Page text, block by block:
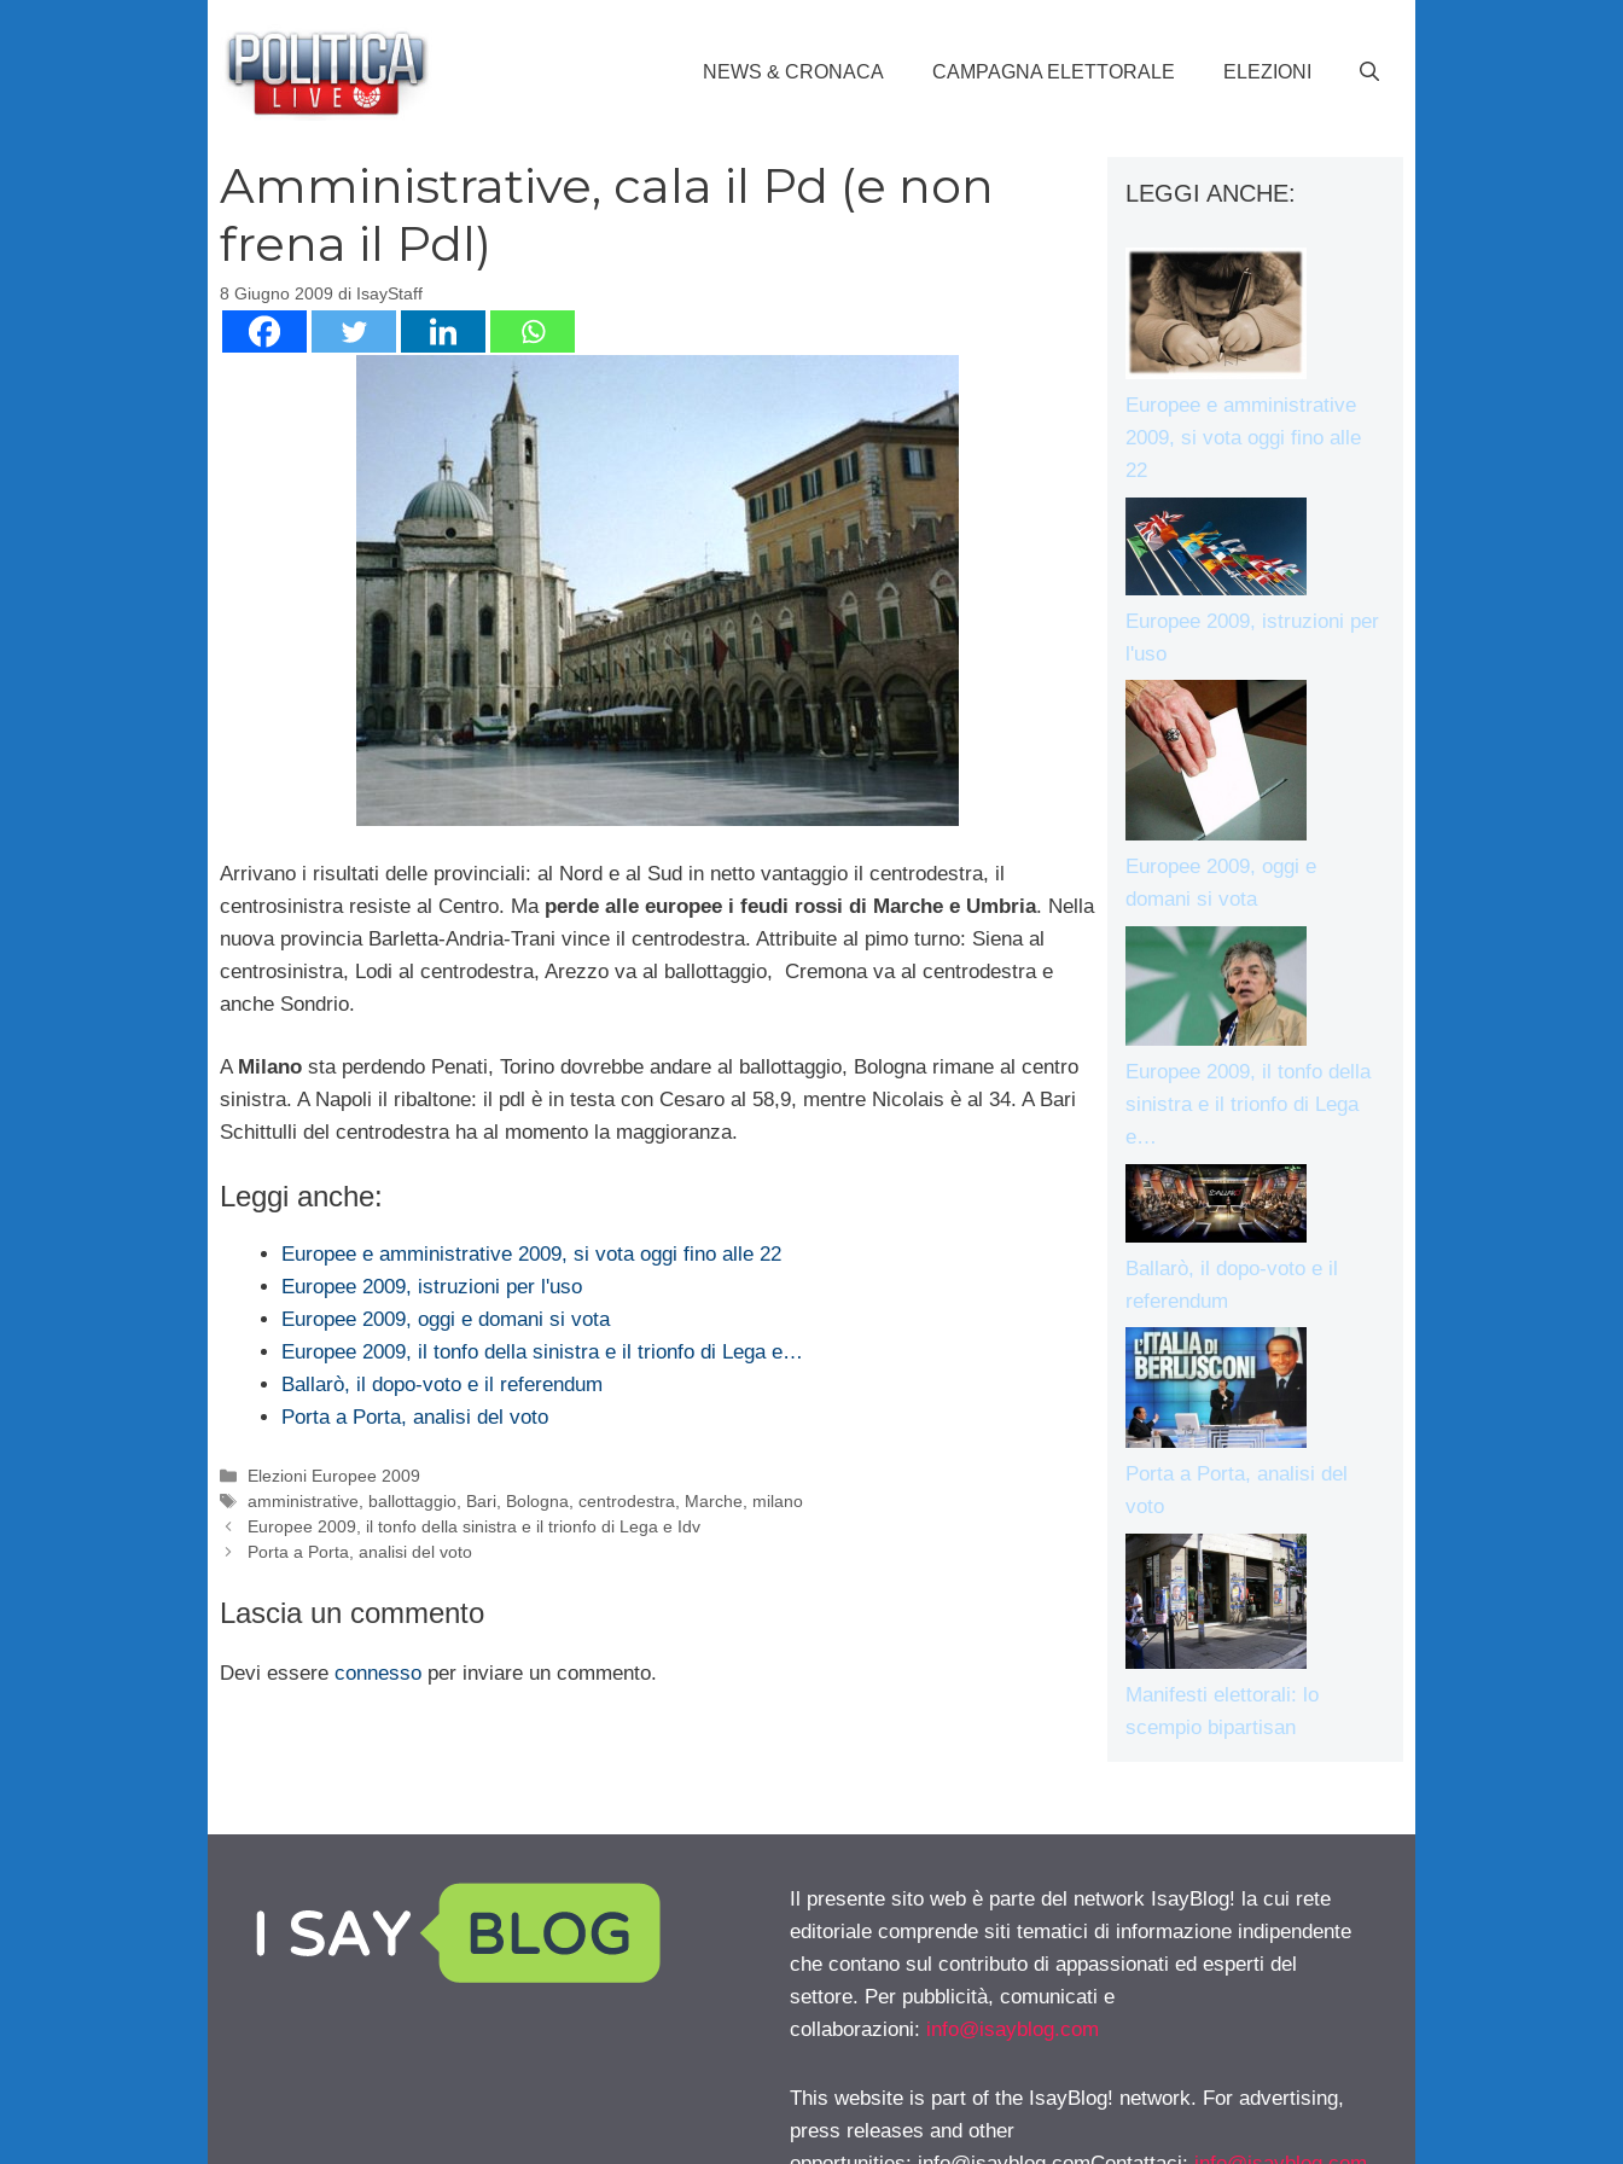
NEWS & CRONACA CAMPAGNA ELETTORALE ELEZIONI
Amministrative, cala il Pd (e non
frena il Pdl)
8 Giugno 2009 di IsayStaff
Arrivano i risultati delle provinciali: al Nord e al Sud in netto vantaggio il centrodestra, il
centrosinistra resiste al Centro. Ma perde alle europee i feudi rossi di Marche e Umbria. Nella
nuova provincia Barletta-Andria-Trani vince il centrodestra. Attribuite al pimo turno: Siena al
centrosinistra, Lodi al centrodestra, Arezzo va al ballottaggio, Cremona va al centrodestra e
anche Sondrio.
A Milano sta perdendo Penati, Torino dovrebbe andare al ballottaggio, Bologna rimane al centro
sinistra. A Napoli il ribaltone: il pdl è in testa con Cesaro al 58,9, mentre Nicolais è al 34. A Bari
Schittulli del centrodestra ha al momento la maggioranza.
Leggi anche:
Europee e amministrative 2009, si vota oggi fino alle 22
Europee 2009, istruzioni per l'uso
Europee 2009, oggi e domani si vota
Europee 2009, il tonfo della sinistra e il trionfo di Lega e…
Ballarò, il dopo-voto e il referendum
Porta a Porta, analisi del voto
Categorie
Elezioni Europee 2009
Tag
amministrative, ballottaggio, Bari, Bologna,centrodestra, Marche, milano
Europee 2009, il tonfo della sinistra e il trionfo di Lega e Idv
Porta a Porta, analisi del voto
Lascia un commento
Devi essere connesso per inviare un commento.
LEGGI ANCHE:
Europee e amministrative
2009, si vota oggi fino alle
22
Europee 2009, istruzioni per
l'uso
Europee 2009, oggi e
domani si vota
Europee 2009, il tonfo della
sinistra e il trionfo di Lega
e…
Ballarò, il dopo-voto e il
referendum
Porta a Porta, analisi del
voto
Manifesti elettorali: lo
scempio bipartisan
Il presente sito web è parte del network IsayBlog! la cui rete
editoriale comprende siti tematici di informazione indipendente
che contano sul contributo di appassionati ed esperti del
settore. Per pubblicità, comunicati e
collaborazioni: info@isayblog.com
This website is part of the IsayBlog! network. For advertising,
press releases and other